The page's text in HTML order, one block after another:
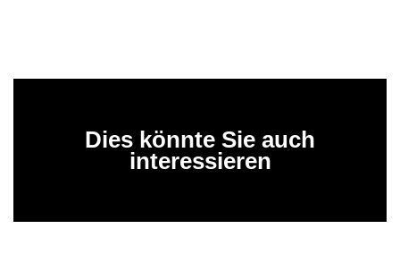
Dies könnte Sie auch
interessieren